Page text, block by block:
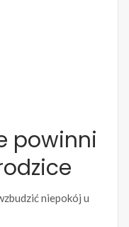
powinni
niepokój u